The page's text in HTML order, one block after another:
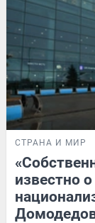
СТРАНА И МИР
известно